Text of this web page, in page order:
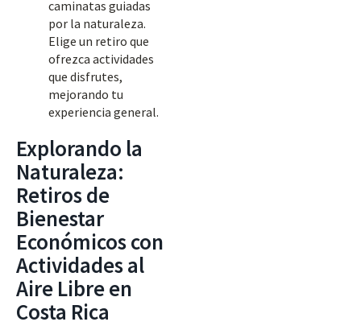
caminatas guiadas
por la naturaleza.
Elige un retiro que
ofrezca actividades
que disfrutes,
mejorando tu
experiencia general.
Explorando la
Naturaleza:
Retiros de
Bienestar
Económicos con
Actividades al
Aire Libre en
Costa Rica